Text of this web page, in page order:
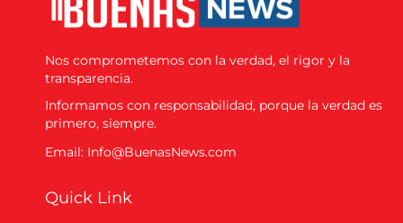
Nos comprometemos con la verdad, el rigor y la
transparencia.
Informamos con responsabilidad, porque la verdad es
primero, siempre.
Email: Info@BuenasNews.com
Quick Link